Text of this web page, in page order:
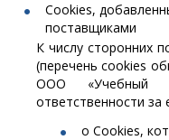
Cookies,
поставщиками
К числу сторонних
(перечень cookies
ООО «Учебный
ответственности за
o Cookies,